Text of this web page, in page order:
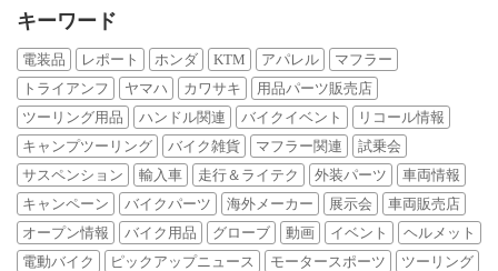
キーワード
電装品 レポート ホンダ KTM アパレル
マフラー
トライアンフ
ヤマハ カワサキ
用品パーツ販売店
ツーリング用品
ハンドル関連 バイクイベント
リコール情報
キャンプツーリング
バイク雑貨 マフラー関連
試乗会
サスペンション
輸入車 走行＆ライテク 外装パーツ
車両情報
キャンペーン
バイクパーツ 海外メーカー 展示会
車両販売店
オープン情報
バイク用品 グローブ 動画 イベント
ヘルメット
電動バイク
ピックアップニュース モータースポーツ
ツーリング